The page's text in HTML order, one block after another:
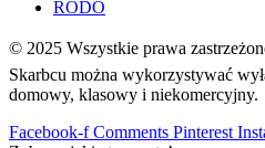
↳ Magiczna akademia
↳ Pasowanie na ucznia
Pisanie i czytanie
RODO
© 2025 Wszystkie prawa
Skarbcu można wykorzystywać
domowy, klasowy i niekomercyjny.
Facebook-f Comments Pinterest